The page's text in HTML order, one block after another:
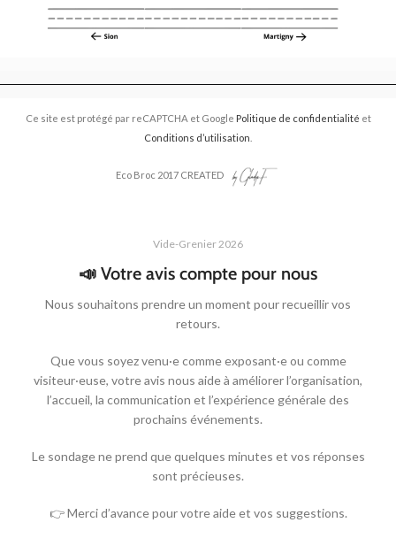
Ce site est protégé par reCAPTCHA et Google Politique de confidentialité et
Conditions d’utilisation
Eco Broc 2017 CREATED
Vide-Grenier 2026
📣 Votre avis compte pour nous
Nous souhaitons prendre un moment pour recueillir vos
retours.
Que vous soyez venu·e comme exposant·e ou comme
visiteur·euse, votre avis nous aide à améliorer l’organisation,
l’accueil, la communication et l’expérience générale des
prochains événements.
Le sondage ne prend que quelques minutes et vos réponses
sont précieuses.
👉 Merci d’avance pour votre aide et vos suggestions.